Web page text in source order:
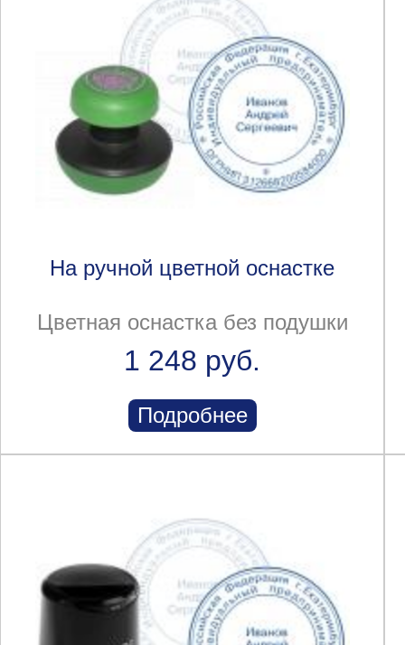
На ручной цветной оснастке
Цветная оснастка без подушки
1 248 руб.
Подробнее